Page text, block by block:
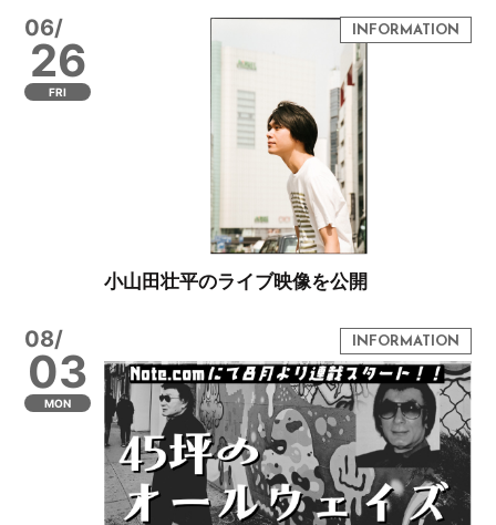
06/
26
FRI
小山田壮平のライブ映像を公開
08/
03
MON